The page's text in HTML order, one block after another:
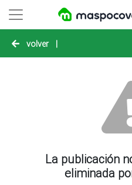
volver |
La publicación
eliminada